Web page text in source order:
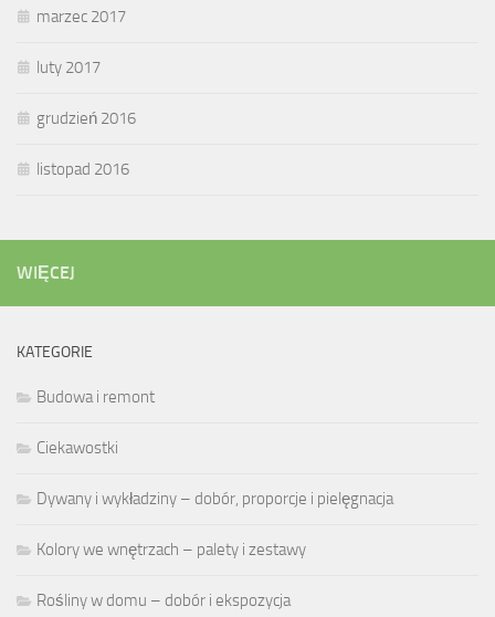
marzec 2017
luty 2017
grudzień 2016
listopad 2016
WIĘCEJ
KATEGORIE
Budowa i remont
Ciekawostki
Dywany i wykładziny – dobór, proporcje i pielęgnacja
Kolory we wnętrzach – palety i zestawy
Rośliny w domu – dobór i ekspozycja